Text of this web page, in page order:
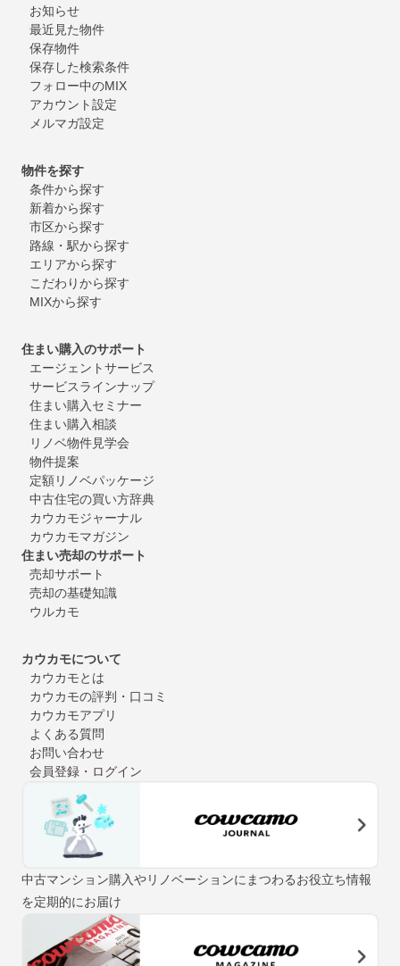
お知らせ
最近見た物件
保存物件
保存した検索条件
フォロー中のMIX
アカウント設定
メルマガ設定
物件を探す
条件から探す
新着から探す
市区から探す
路線・駅から探す
エリアから探す
こだわりから探す
MIXから探す
住まい購入のサポート
エージェントサービス
サービスラインナップ
住まい購入セミナー
住まい購入相談
リノベ物件見学会
物件提案
定額リノベパッケージ
中古住宅の買い方辞典
カウカモジャーナル
カウカモマガジン
住まい売却のサポート
売却サポート
売却の基礎知識
ウルカモ
カウカモについて
カウカモとは
カウカモの評判・口コミ
カウカモアプリ
よくある質問
お問い合わせ
会員登録・ログイン
中古マンション購入やリノベーションにまつわるお役立ち情報
を定期的にお届け